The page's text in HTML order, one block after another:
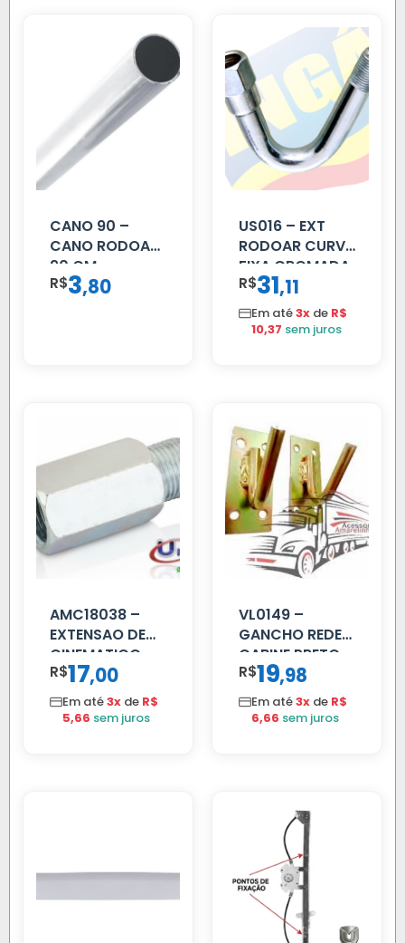
CANO 90 –
CANO RODOAR
90 CM
R$3,80
US016 – EXT
RODOAR CURVA
FIXA CROMADA
R$31,11
Em até3x de R$
10,37 sem juros
AMC18038 –
EXTENSAO DE
CINEMATICO
40MM
R$17,00
Em até3x de R$
5,66 sem juros
VL0149 –
GANCHO REDE
CABINE PRETO
R$19,98
Em até3x de R$
6,66 sem juros